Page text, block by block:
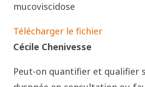
mucoviscidose
Télécharger le fichier
Cécile Chenivesse
Peut-on quantifier et qualifier